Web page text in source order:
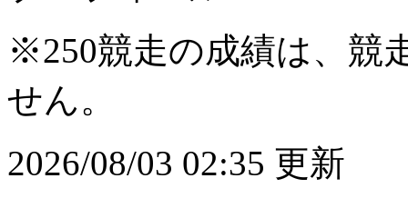
※250競走の成績は、競
せん。
2026/08/03 02:35 更新